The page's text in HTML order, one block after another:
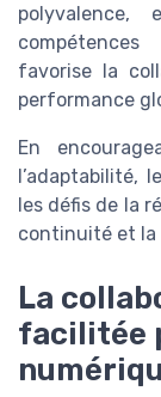
favorise la
performance
En
l’adaptabilité,
les défis de la
continuité et la
La
facilitée